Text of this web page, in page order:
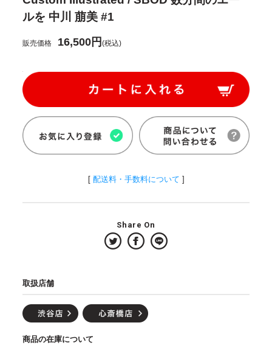
ルを 中川 萠美 #1
販売価格 16,500円(税込)
[ 配送料・手数料について ]
Share On
取扱店舗
商品の在庫について